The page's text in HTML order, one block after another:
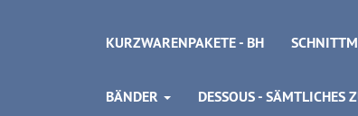
KURZWARENPAKETE - BH
BÄNDER DESSOUS - SÄMTLICHES